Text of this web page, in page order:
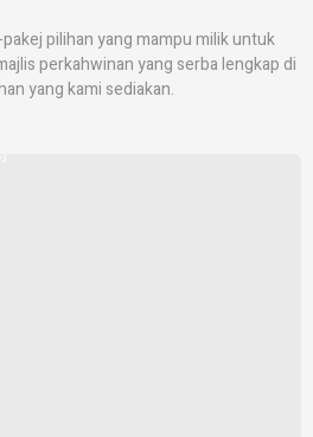
pilihan yang mampu milik untuk
perkahwinan yang serba lengkap di
yang kami sediakan.